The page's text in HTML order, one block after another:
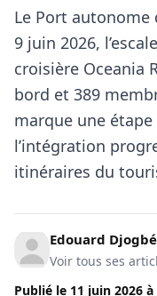
Le Port autonome
9 juin 2026,
croisière Oceania
bord et 389
marque une
l’intégration
itinéraires du
Edouard
Voir tous ses
Publié le 11 juin 2026 à